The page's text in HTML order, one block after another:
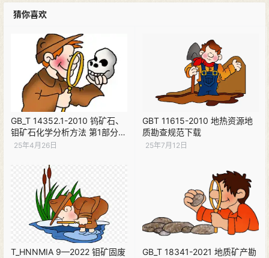
猜你喜欢
GB_T 14352.1-2010 钨矿石、
钼矿石化学分析方法 第1部分：
钨量测定PDF下载
25年4月26日
GBT 11615-2010 地热资源地
质勘查规范下载
25年7月12日
T_HNNMIA 9—2022 钼矿固废
GB_T 18341-2021 地质矿产勘